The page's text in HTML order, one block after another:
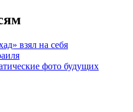
взял на себя
фото будущих